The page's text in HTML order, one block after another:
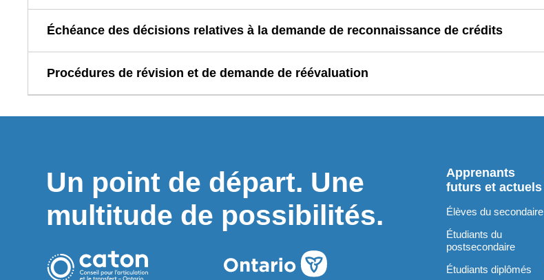
Échéance des décisions relatives à la demande de reconnaissance de crédits
Procédures de révision et de demande de réévaluation
Un point de départ. Une
multitude de possibilités.
Apprenants
futurs et actuels
Élèves du secondaire
Étudiants du
postsecondaire
Étudiants diplômés